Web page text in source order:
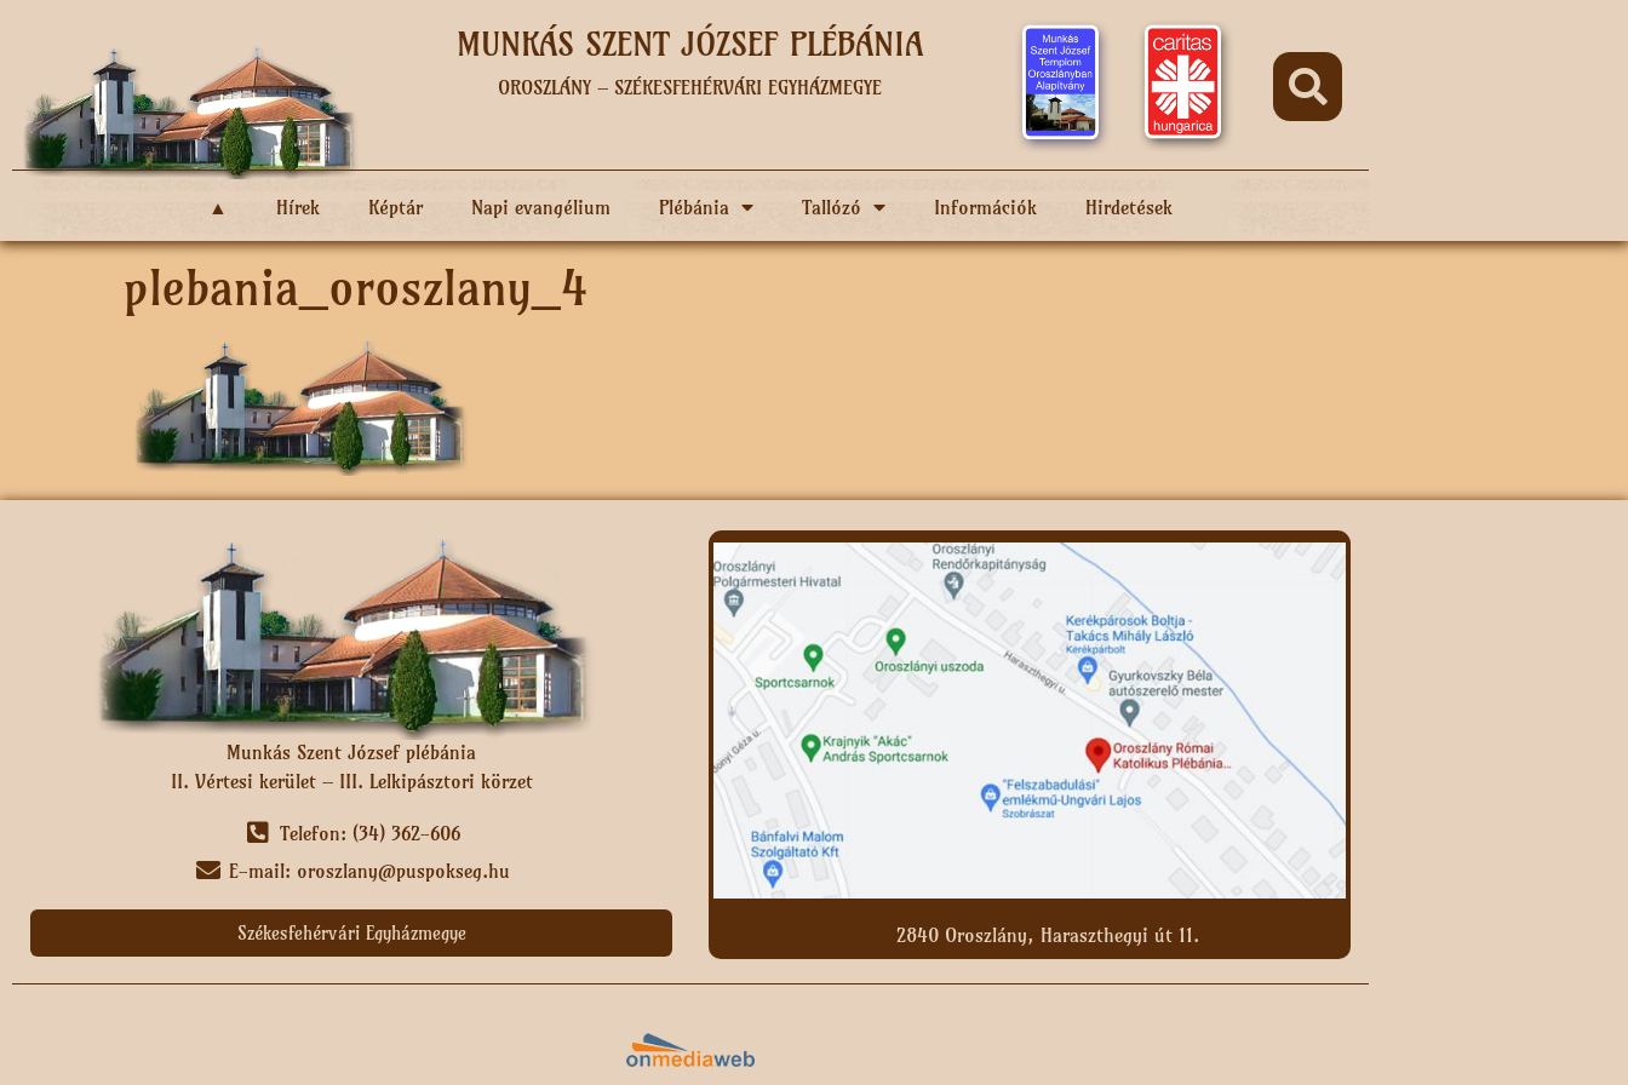
MUNKÁS SZENT JÓZSEF PLÉBÁNIA
OROSZLÁNY – SZÉKESFEHÉRVÁRI EGYHÁZMEGYE
▲ Hírek Képtár Napi evangélium Plébánia Tallózó Információk Hirdetések
plebania_oroszlany_4
Munkás Szent József plébánia
II. Vértesi kerület – III. Lelkipásztori körzet
Telefon: (34) 362-606
E-mail: oroszlany@puspokseg.hu
Székesfehérvári Egyházmegye 2840 Oroszlány, Haraszthegyi út 11.